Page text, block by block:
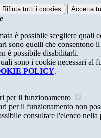
Rifiuta tutti i cookies Accetta
è possibile scegliere quali
sono quelli che consentono
è possibile disabilitarli.
sono i cookie necessari al
POLICY.
per il funzionamento
per il funzionamento non
consultare l'elenco nella